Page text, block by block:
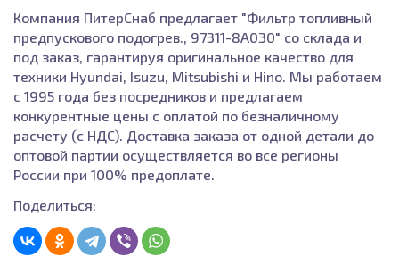
Компания ПитерСнаб предлагает "Фильтр топливный
предпускового подогрев., 97311-8A030" со склада и
под заказ, гарантируя оригинальное качество для
техники Hyundai, Isuzu, Mitsubishi и Hino. Мы работаем
с 1995 года без посредников и предлагаем
конкурентные цены с оплатой по безналичному
расчету (с НДС). Доставка заказа от одной детали до
оптовой партии осуществляется во все регионы
России при 100% предоплате.
Поделиться: